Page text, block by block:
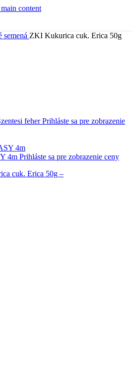
content
semená ZKI Kukurica cuk. Erica 50g
feherPrihláste sa pre zobrazenie
4m Prihláste sa pre zobrazenie ceny